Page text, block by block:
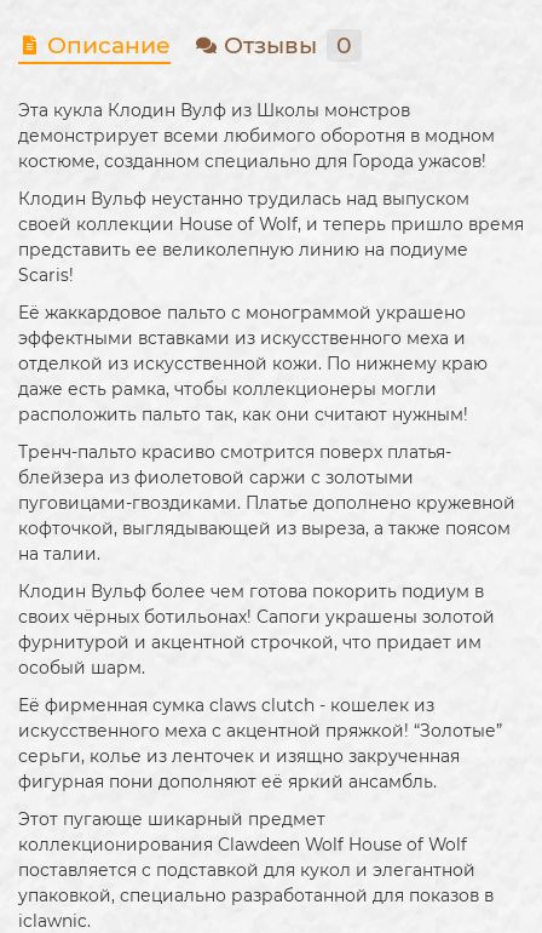
Описание Отзывы 0
Эта кукла Клодин Вулф из Школы монстров
демонстрирует всеми любимого оборотня в модном
костюме, созданном специально для Города ужасов!
Клодин Вульф неустанно трудилась над выпуском
своей коллекции House of Wolf, и теперь пришло время
представить ее великолепную линию на подиуме
Scaris!
Её жаккардовое пальто с монограммой украшено
эффектными вставками из искусственного меха и
отделкой из искусственной кожи. По нижнему краю
даже есть рамка, чтобы коллекционеры могли
расположить пальто так, как они считают нужным!
Тренч-пальто красиво смотрится поверх платья-
блейзера из фиолетовой саржи с золотыми
пуговицами-гвоздиками. Платье дополнено кружевной
кофточкой, выглядывающей из выреза, а также поясом
на талии.
Клодин Вульф более чем готова покорить подиум в
своих чёрных ботильонах! Сапоги украшены золотой
фурнитурой и акцентной строчкой, что придает им
особый шарм.
Её фирменная сумка claws clutch - кошелек из
искусственного меха с акцентной пряжкой! “Золотые”
серьги, колье из ленточек и изящно закрученная
фигурная пони дополняют её яркий ансамбль.
Этот пугающе шикарный предмет
коллекционирования Clawdeen Wolf House of Wolf
поставляется с подставкой для кукол и элегантной
упаковкой, специально разработанной для показов в
iclawnic.